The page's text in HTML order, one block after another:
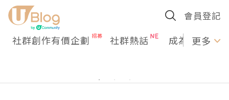
會員登記
社群創作有價企劃 社群熱話 成為U更多